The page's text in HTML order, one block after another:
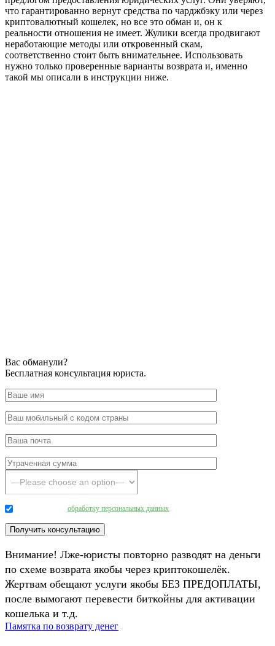
что гарантированно вернут средства по чарджбэку или через
криптовалютный кошелек, но все это обман и, он к
реальности отношения не имеет. Жулики всегда продвигают
неработающие методы или откровенный скам,
соответственно стоит быть внимательнее. Использовать
нужно только проверенные варианты возврата и, именно
такой мы описали в инструкции ниже.
Вас обманули?
Бесплатная консультация юриста.
обработку персональных данных
Внимание! Лже-юристы повторно разводят на деньги
по схеме возврата якобы через криптокошелёк.
Жертвам обещают услуги якобы БЕЗ ПРЕДОПЛАТЫ,
после вымогают перевести биткойны для активации
кошелька и т.д.
Памятка по возврату денег